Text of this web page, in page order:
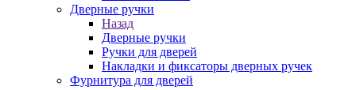
Дверные ручки
Назад
Дверные ручки
Ручки для дверей
Накладки и фиксаторы дверных ручек
Фурнитура для дверей